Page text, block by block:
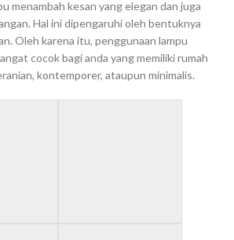
menambah kesan yang elegan dan juga
Hal ini dipengaruhi oleh bentuknya
Oleh karena itu, penggunaan lampu
cocok bagi anda yang memiliki rumah
kontemporer, ataupun minimalis.